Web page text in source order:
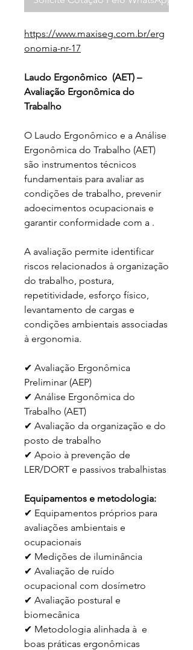
https://www.maxiseg.com.br/erg
onomia-nr-17
Laudo Ergonômico  (AET) –
Avaliação Ergonômica do
Trabalho
O Laudo Ergonômico e a Análise
Ergonômica do Trabalho (AET)
são instrumentos técnicos
fundamentais para avaliar as
condições de trabalho, prevenir
adoecimentos ocupacionais e
garantir conformidade com a .
A avaliação permite identificar
riscos relacionados à organização
do trabalho, postura,
repetitividade, esforço físico,
levantamento de cargas e
condições ambientais associadas
à ergonomia.
✔ Avaliação Ergonômica
Preliminar (AEP)
✔ Análise Ergonômica do
Trabalho (AET)
✔ Avaliação da organização e do
posto de trabalho
✔ Apoio à prevenção de
LER/DORT e passivos trabalhistas
Equipamentos e metodologia:
✔ Equipamentos próprios para
avaliações ambientais e
ocupacionais
✔ Medições de iluminância
✔ Avaliação de ruído
ocupacional com dosímetro
✔ Avaliação postural e
biomecânica
✔ Metodologia alinhada à  e
boas práticas ergonômicas